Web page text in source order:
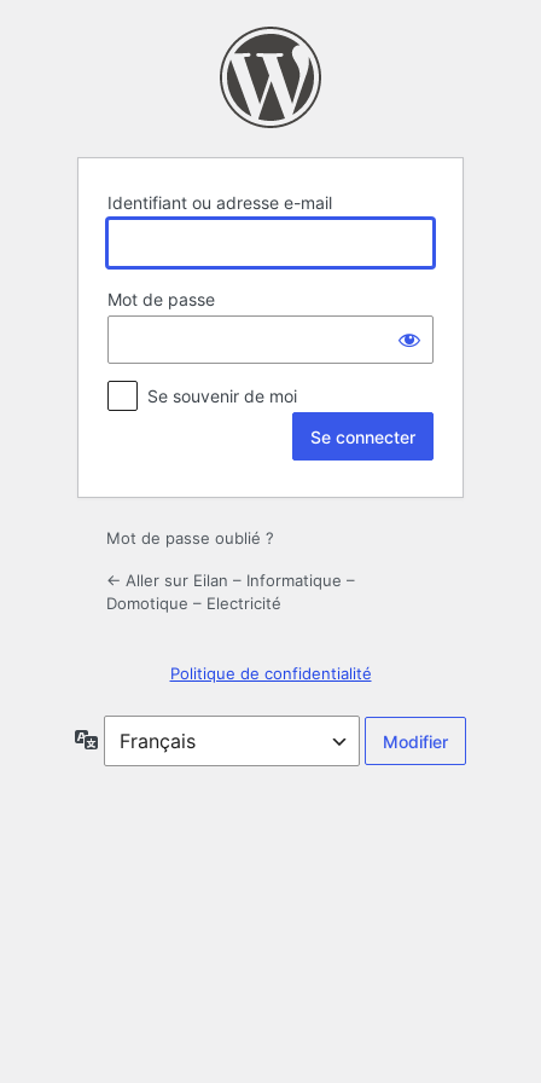
Identifiant ou adresse e-mail
Mot de passe
Se souvenir de moi
Mot de passe oublié ?
← Aller sur Eilan – Informatique –
Domotique – Electricité
Politique de confidentialité
Langue